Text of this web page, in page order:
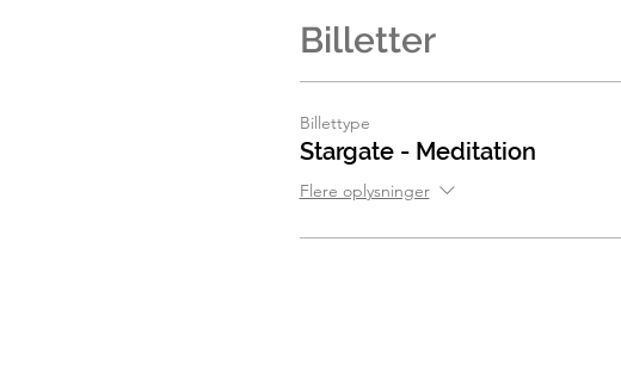
Billetter
Billettype
Stargate - Meditation
Flere oplysninger